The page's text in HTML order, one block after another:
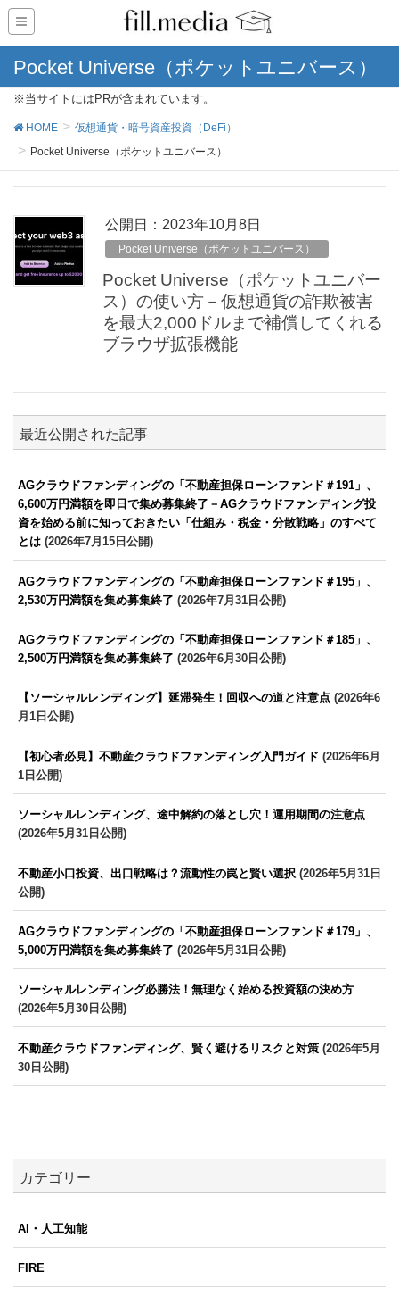
Pocket Universe（ポケットユニバース）
※当サイトにはPRが含まれています。
HOME
仮想通貨・暗号資産投資（DeFi）
Pocket Universe（ポケットユニバース）
公開日： 2023年10月8日
Pocket Universe（ポケットユニバース）
Pocket Universe（ポケットユニバー
ス）の使い方－仮想通貨の詐欺被害
を最大2,000ドルまで補償してくれる
ブラウザ拡張機能
最近公開された記事
AGクラウドファンディングの「不動産担保ローンファンド＃191」、
6,600万円満額を即日で集め募集終了－AGクラウドファンディング投
資を始める前に知っておきたい「仕組み・税金・分散戦略」のすべて
とは (2026年7月15日公開)
AGクラウドファンディングの「不動産担保ローンファンド＃195」、
2,530万円満額を集め募集終了 (2026年7月31日公開)
AGクラウドファンディングの「不動産担保ローンファンド＃185」、
2,500万円満額を集め募集終了 (2026年6月30日公開)
【ソーシャルレンディング】延滞発生！回収への道と注意点 (2026年6
月1日公開)
【初心者必見】不動産クラウドファンディング入門ガイド (2026年6月
1日公開)
ソーシャルレンディング、途中解約の落とし穴！運用期間の注意点
(2026年5月31日公開)
不動産小口投資、出口戦略は？流動性の罠と賢い選択 (2026年5月31日
公開)
AGクラウドファンディングの「不動産担保ローンファンド＃179」、
5,000万円満額を集め募集終了 (2026年5月31日公開)
ソーシャルレンディング必勝法！無理なく始める投資額の決め方
(2026年5月30日公開)
不動産クラウドファンディング、賢く避けるリスクと対策 (2026年5月
30日公開)
カテゴリー
AI・人工知能
FIRE